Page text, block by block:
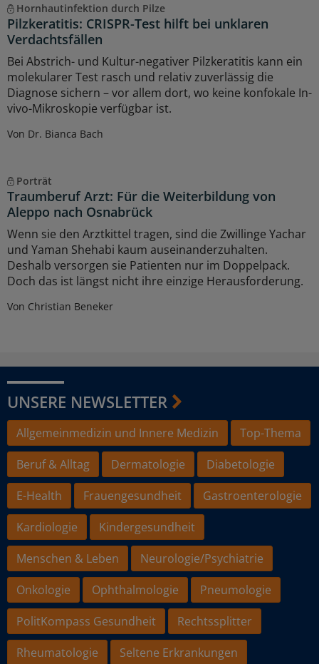
Hornhautinfektion durch Pilze
Pilzkeratitis: CRISPR-Test hilft bei unklaren
Verdachtsfällen
Bei Abstrich- und Kultur-negativer Pilzkeratitis kann ein
molekularer Test rasch und relativ zuverlässig die
Diagnose sichern – vor allem dort, wo keine konfokale In-
vivo-Mikroskopie verfügbar ist.
Von Dr. Bianca Bach
Porträt
Traumberuf Arzt: Für die Weiterbildung von
Aleppo nach Osnabrück
Wenn sie den Arztkittel tragen, sind die Zwillinge Yachar
und Yaman Shehabi kaum auseinanderzuhalten.
Deshalb versorgen sie Patienten nur im Doppelpack.
Doch das ist längst nicht ihre einzige Herausforderung.
Von Christian Beneker
UNSERE NEWSLETTER
Allgemeinmedizin und Innere Medizin
Top-Thema
Beruf & Alltag
Dermatologie
Diabetologie
E-Health
Frauengesundheit
Gastroenterologie
Kardiologie
Kindergesundheit
Menschen & Leben
Neurologie/Psychiatrie
Onkologie
Ophthalmologie
Pneumologie
PolitKompass Gesundheit
Rechtssplitter
Rheumatologie
Seltene Erkrankungen